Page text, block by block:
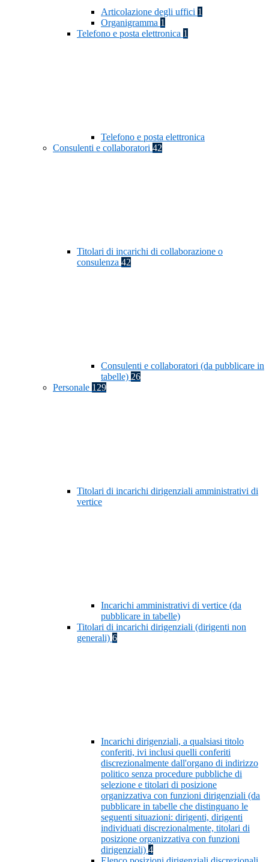
Articolazione degli uffici 1
Organigramma 1
Telefono e posta elettronica 1
Telefono e posta elettronica
Consulenti e collaboratori 42
Titolari di incarichi di collaborazione o
consulenza 42
Consulenti e collaboratori (da pubblicare in
tabelle) 26
Personale 129
Titolari di incarichi dirigenziali amministrativi di
vertice
Incarichi amministrativi di vertice (da
pubblicare in tabelle)
Titolari di incarichi dirigenziali (dirigenti non
generali) 6
Incarichi dirigenziali, a qualsiasi titolo
conferiti, ivi inclusi quelli conferiti
discrezionalmente dall'organo di indirizzo
politico senza procedure pubbliche di
selezione e titolari di posizione
organizzativa con funzioni dirigenziali (da
pubblicare in tabelle che distinguano le
seguenti situazioni: dirigenti, dirigenti
individuati discrezionalmente, titolari di
posizione organizzativa con funzioni
dirigenziali) 4